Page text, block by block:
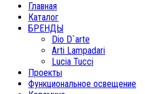
Главная
Каталог
БРЕНДЫ
Dio D`arte
Arti Lampadari
Lucia Tucci
Проекты
Функциональное освещение